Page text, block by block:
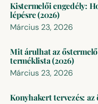
Kistermelői engedély:
lépésre (2026)
Március 23, 2026
Mit árulhat az
terméklista (2026)
Március 23, 2026
Konyhakert tervezés: